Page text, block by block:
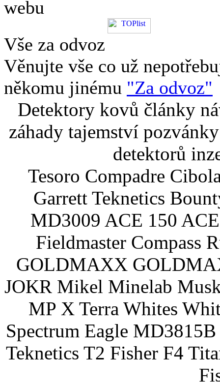
webu
Vše za odvoz
Věnujte vše co už
někomu jinému "Za odvoz"
Detektory kovů články
záhady tajemství
detektorů
Tesoro Compadre
Garrett Teknetics
MD3009 ACE 150
Fieldmaster Compass
GOLDMAXX
JOKR Mikel Minelab
MP X Terra Whites
Spectrum Eagle
Teknetics T2 Fisher F4